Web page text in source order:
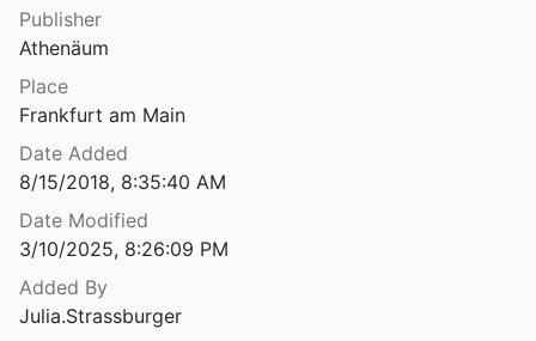
Publisher
Athenäum
Place
Frankfurt am Main
Date Added
8/15/2018, 8:35:40 AM
Date Modified
3/10/2025, 8:26:09 PM
Added By
Julia.Strassburger